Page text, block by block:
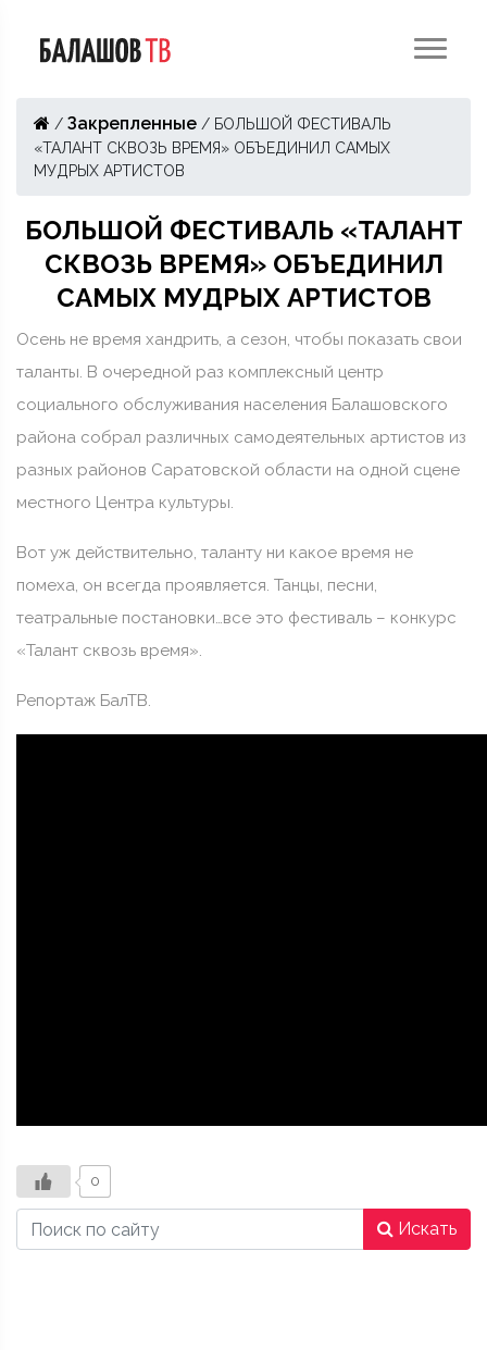
/ Закрепленные / БОЛЬШОЙ ФЕСТИВАЛЬ
«ТАЛАНТ СКВОЗЬ ВРЕМЯ» ОБЪЕДИНИЛ САМЫХ
МУДРЫХ АРТИСТОВ
БОЛЬШОЙ ФЕСТИВАЛЬ «ТАЛАНТ
СКВОЗЬ ВРЕМЯ» ОБЪЕДИНИЛ
САМЫХ МУДРЫХ АРТИСТОВ
Осень не время хандрить, а сезон, чтобы показать свои
таланты. В очередной раз комплексный центр
социального обслуживания населения Балашовского
района собрал различных самодеятельных артистов из
разных районов Саратовской области на одной сцене
местного Центра культуры.
Вот уж действительно, таланту ни какое время не
помеха, он всегда проявляется. Танцы, песни,
театральные постановки…все это фестиваль – конкурс
«Талант сквозь время».
Репортаж БалТВ.
0
Искать